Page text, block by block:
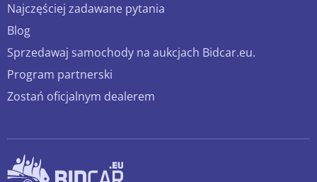
Najczęściej zadawane pytania
Blog
Sprzedawaj samochody na aukcjach Bidcar.eu.
Program partnerski
Zostań oficjalnym dealerem